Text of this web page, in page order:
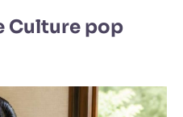
Culture pop